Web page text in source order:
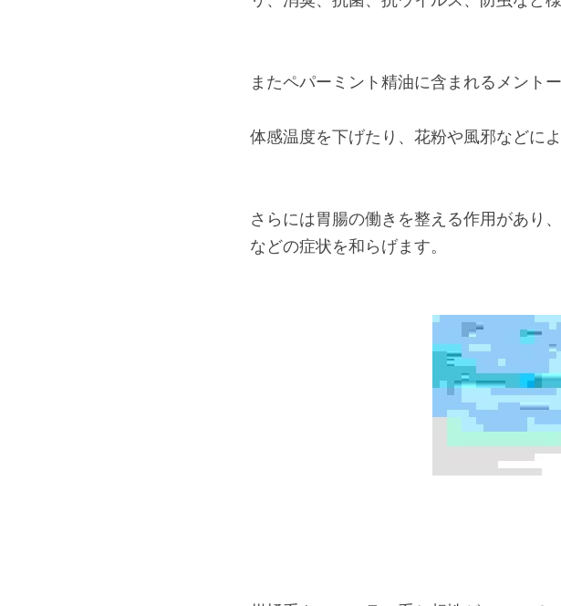
またペパーミント精油に含まれるメント
体感温度を下げたり、花粉や風邪などに
さらには胃腸の働きを整える作用があり
などの症状を和らげます。